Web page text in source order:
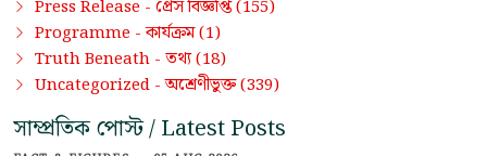
Press Release - প্রেস বিজ্ঞপ্তি(155)
Programme -কার্যক্রম(1)
Truth Beneath - তথ্য(18)
Uncategorized -অশ্রেণীভুক্ত(339)
সাম্প্রতিক পোস্ট / Latest Posts